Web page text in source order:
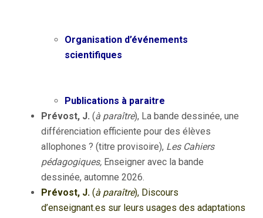
Organisation d’événements
scientifiques
Publications à paraitre
Prévost, J. (à paraître), La bande dessinée, une
différenciation efficiente pour des élèves
allophones ? (titre provisoire), Les Cahiers
pédagogiques, Enseigner avec la bande
dessinée, automne 2026.
Prévost, J. (à paraître), Discours
d’enseignant.es sur leurs usages des adaptations